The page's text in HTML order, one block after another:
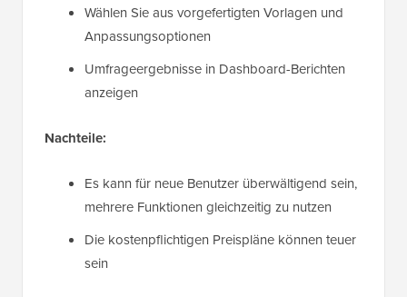
Wählen Sie aus vorgefertigten Vorlagen und
Anpassungsoptionen
Umfrageergebnisse in Dashboard-Berichten
anzeigen
Nachteile:
Es kann für neue Benutzer überwältigend sein,
mehrere Funktionen gleichzeitig zu nutzen
Die kostenpflichtigen Preispläne können teuer
sein